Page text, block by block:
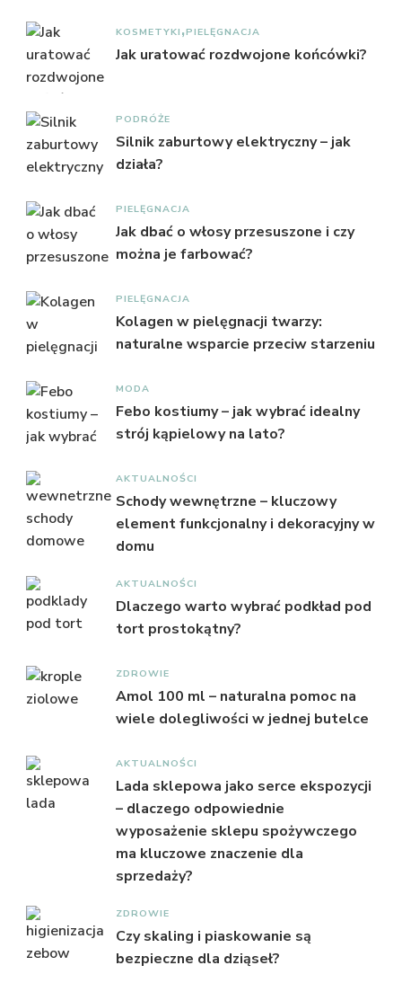
KOSMETYKI PIELĘGNACJA
Jak uratować rozdwojone końcówki?
PODRÓŻE
Silnik zaburtowy elektryczny – jak
działa?
PIELĘGNACJA
Jak dbać o włosy przesuszone i czy
można je farbować?
PIELĘGNACJA
Kolagen w pielęgnacji twarzy:
naturalne wsparcie przeciw starzeniu
MODA
Febo kostiumy – jak wybrać idealny
strój kąpielowy na lato?
AKTUALNOŚCI
Schody wewnętrzne – kluczowy
element funkcjonalny i dekoracyjny w
domu
AKTUALNOŚCI
Dlaczego warto wybrać podkład pod
tort prostokątny?
ZDROWIE
Amol 100 ml – naturalna pomoc na
wiele dolegliwości w jednej butelce
AKTUALNOŚCI
Lada sklepowa jako serce ekspozycji
– dlaczego odpowiednie
wyposażenie sklepu spożywczego
ma kluczowe znaczenie dla
sprzedaży?
ZDROWIE
Czy skaling i piaskowanie są
bezpieczne dla dziąseł?